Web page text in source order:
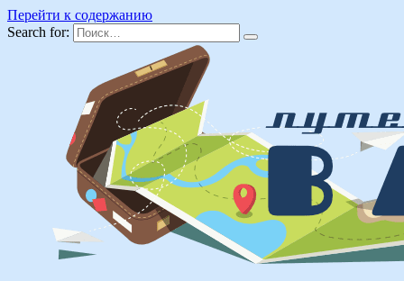
Перейти к содержанию
Search for: